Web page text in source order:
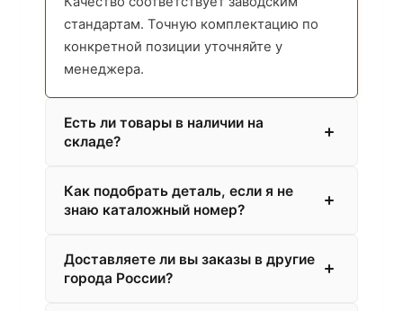
стандартам. Точную комплектацию по
конкретной позиции уточняйте у
менеджера.
Есть ли товары в наличии на
складе?
Как подобрать деталь, если я не
знаю каталожный номер?
Доставляете ли вы заказы в другие
города России?